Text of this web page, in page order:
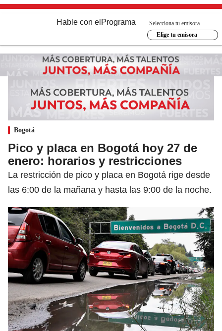
Hable con el Programa
Selecciona tu emisora
Elige tu emisora
Bogotá
Pico y placa en Bogotá hoy 27 de
enero: horarios y restricciones
La restricción de pico y placa en Bogotá rige desde
las 6:00 de la mañana y hasta las 9:00 de la noche.